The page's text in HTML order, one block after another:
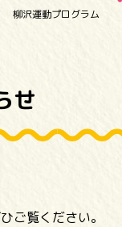
柳沢運動プログラム
せ
ご覧ください。